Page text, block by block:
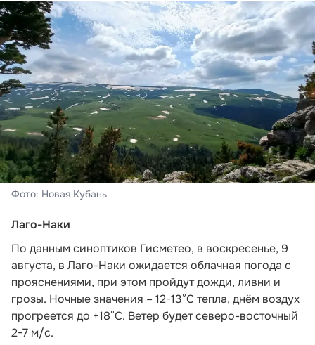
Фото: Новая Кубань
Лаго-Наки
По данным синоптиков Гисметео, в воскресенье, 9
августа, в Лаго-Наки ожидается облачная погода с
прояснениями, при этом пройдут дожди, ливни и
грозы. Ночные значения – 12-13°С тепла, днём воздух
прогреется до +18°С. Ветер будет северо-восточный
2-7 м/с.